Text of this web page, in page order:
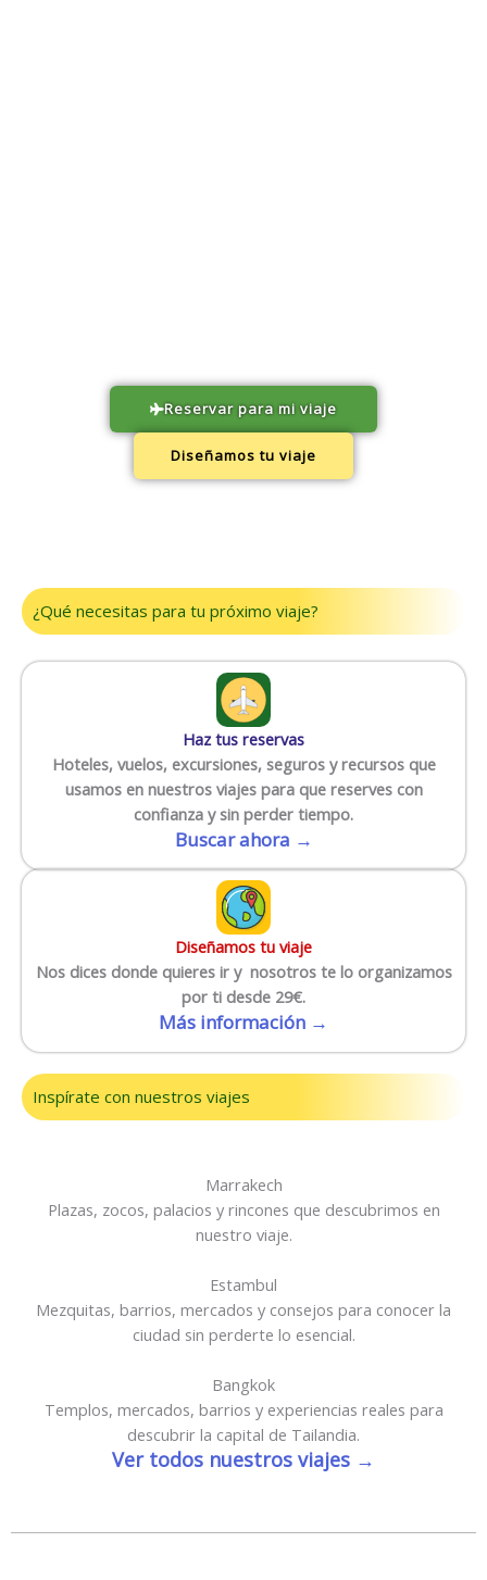
Reservar para mi viaje
Diseñamos tu viaje
¿Qué necesitas para tu próximo viaje?
Haz tus reservas
Hoteles, vuelos, excursiones, seguros y recursos que
usamos en nuestros viajes para que reserves con
confianza y sin perder tiempo.
Buscar ahora →
Diseñamos tu viaje
Nos dices donde quieres ir y nosotros te lo organizamos
por ti desde 29€.
Más información →
Inspírate con nuestros viajes
Marrakech
Plazas, zocos, palacios y rincones que descubrimos en
nuestro viaje.
Estambul
Mezquitas, barrios, mercados y consejos para conocer la
ciudad sin perderte lo esencial.
Bangkok
Templos, mercados, barrios y experiencias reales para
descubrir la capital de Tailandia.
Ver todos nuestros viajes →